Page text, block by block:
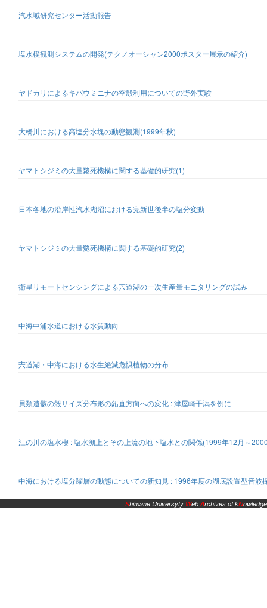
汽水域研究センター活動報告
塩水楔観測システムの開発(テクノオーシャン2000ポスター展示の紹介)
ヤドカリによるキバウミニナの空殻利用についての野外実験
大橋川における高塩分水塊の動態観測(1999年秋)
ヤマトシジミの大量斃死機構に関する基礎的研究(1)
日本各地の沿岸性汽水湖沼における完新世後半の塩分変動
ヤマトシジミの大量斃死機構に関する基礎的研究(2)
衛星リモートセンシングによる宍道湖の一次生産量モニタリングの試み
中海中浦水道における水質動向
宍道湖・中海における水生絶滅危惧植物の分布
貝類遺骸の殻サイズ分布形の鉛直方向への変化 : 津屋崎干潟を例に
江の川の塩水楔 : 塩水溯上とその上流の地下塩水との関係(1999年12月～
中海における塩分躍層の動態についての新知見 : 1996年度の湖底設置型音波
Shimane Universyty WebArchives of kNowledge